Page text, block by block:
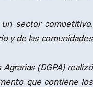
sector competitivo,
y de las comunidades
(DGPA) realizó
que contiene los